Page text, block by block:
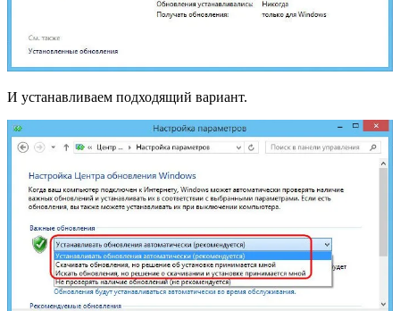
И устанавливаем подходящий вариант.